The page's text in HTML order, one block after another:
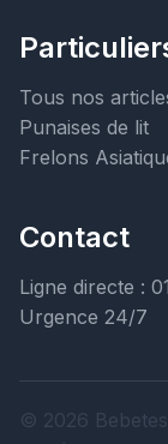
Tous nos
Punaises de lit
Frelons
Contact
Ligne directe :
Urgence 24/7
© 2026